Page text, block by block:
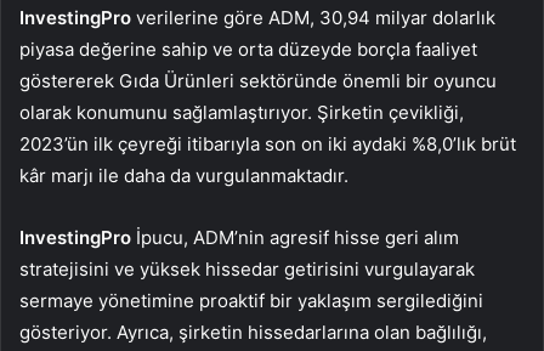
InvestingPro verilerine göre ADM, 30,94 milyar dolarlık
piyasa değerine sahip ve orta düzeyde borçla faaliyet
göstererek Gıda Ürünleri sektöründe önemli bir oyuncu
olarak konumunu sağlamlaştırıyor. Şirketin çevikliği,
2023’ün ilk çeyreği itibarıyla son on iki aydaki %8,0’lık brüt
kâr marjı ile daha da vurgulanmaktadır.
InvestingPro İpucu, ADM’nin agresif hisse geri alım
stratejisini ve yüksek hissedar getirisini vurgulayarak
sermaye yönetimine proaktif bir yaklaşım sergilediğini
gösteriyor. Ayrıca, şirketin hissedarlarına olan bağlılığı,